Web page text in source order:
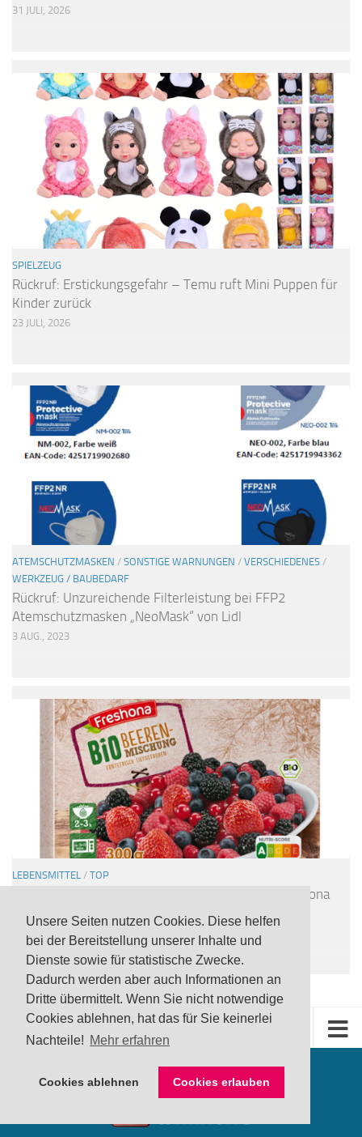
Unsere Seiten nutzen Cookies. Diese helfen
bei der Bereitstellung unserer Inhalte und
Dienste sowie für statistische Zwecke.
Dadurch werden aber auch Informationen an
Dritte übermittelt. Wenn Sie nicht notwendige
Cookies ablehnen, hat das für Sie keinerlei
Nachteile! Mehr erfahren
Cookies ablehnen Cookies erlauben
31 JULI, 2026
SPIELZEUG
Rückruf: Erstickungsgefahr – Temu ruft Mini Puppen für
Kinder zurück
23 JULI, 2026
ATEMSCHUTZMASKEN / SONSTIGE WARNUNGEN / VERSCHIEDENES /
WERKZEUG / BAUBEDARF
Rückruf: Unzureichende Filterleistung bei FFP2
Atemschutzmasken „NeoMask“ von Lidl
3 AUG., 2023
LEBENSMITTEL / TOP
UPDATE Rückruf: Noroviren in tiefgefrorener Freshona
Bio Beerenmischung via Lidl